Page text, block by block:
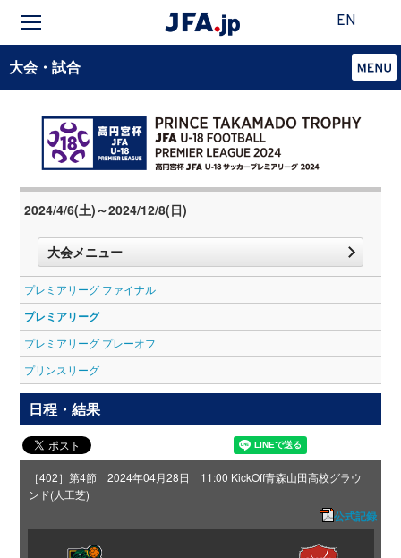
EN
大会・試合
2024/4/6(土)～2024/12/8(日)
大会メニュー
プレミアリーグ ファイナル
プレミアリーグ
プレミアリーグ プレーオフ
プリンスリーグ
日程・結果
［402］第4節 2024年04月28日 11:00 KickOff青森山田高校グラウ
ンド(人工芝)
公式記録